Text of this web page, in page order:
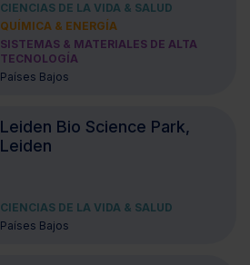
CIENCIAS DE LA VIDA & SALUD
QUÍMICA & ENERGÍA
SISTEMAS & MATERIALES DE ALTA
TECNOLOGÍA
Países Bajos
CIENCIAS DE LA VIDA & SALUD
Países Bajos
Leiden Bio Science Park,
Leiden